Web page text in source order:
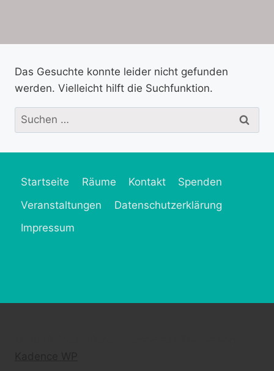
Das Gesuchte konnte leider nicht gefunden
werden. Vielleicht hilft die Suchfunktion.
Suchen
nach:
Startseite Räume Kontakt
Spenden
Veranstaltungen
Datenschutzerklärung
Impressum